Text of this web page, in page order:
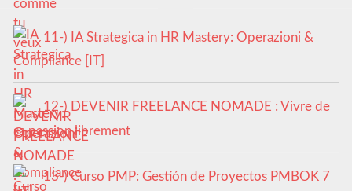
11-) IA Strategica in HR Mastery: Operazioni &
Compliance [IT]
12-) DEVENIR FREELANCE NOMADE : Vivre de
sa passion librement
13-) Curso PMP: Gestión de Proyectos PMBOK 7